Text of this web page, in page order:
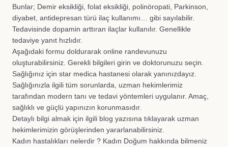
Bunlar; Demir eksikliği, folat eksikliği, polinöropati, Parkinson,
diyabet, antidepresan türü ilaç kullanımı… gibi sayılabilir.
Tedavisinde dopamin arttıran ilaçlar kullanılır. Genellikle
tedaviye yanıt hızlıdır.
Aşağıdaki formu doldurarak online randevunuzu
oluşturabilirsiniz. Gerekli bilgileri girin ve doktorunuzu seçin.
Sağlığınız için star medica hastanesi olarak yanınızdayız.
Sağlığınızla ilgili tüm sorunlarda, uzman hekimlerimiz
tarafından modern tanı ve tedavi yöntemleri uygulanır. Amaç,
sağlıklı ve güçlü yapınızın korunmasıdır.
Detaylı bilgi almak için ilgili blog yazısına tıklayarak uzman
hekimlerimizin görüşlerinden yararlanabilirsiniz.
Kadın hastalıkları nelerdir ? Kadın Doğum hakkında bilmeniz